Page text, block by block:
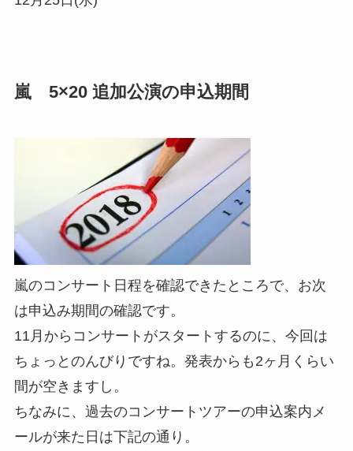
嵐 5×20 追加公演の申込期間
嵐のコンサート日程を確認できたところで、お次
は申込み期間の確認です。
11月からコンサートがスタートするのに、今回は
ちょっとのんびりですね。発表からも2ヶ月くらい
間が空きますし。
ちなみに、過去のコンサートツアーの申込案内メ
ールが来た日は下記の通り。